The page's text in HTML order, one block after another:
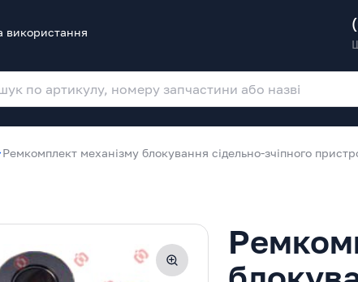
використання
Ремкомплект механізму блокування сідельно-зчіпного